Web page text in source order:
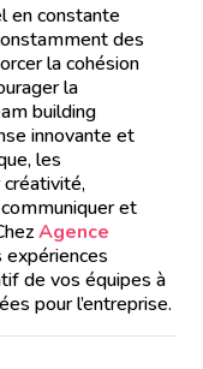
en constante
des
la cohésion
la
building
innovante et
les
et
Agence
de vos équipes à
pour l’entreprise.